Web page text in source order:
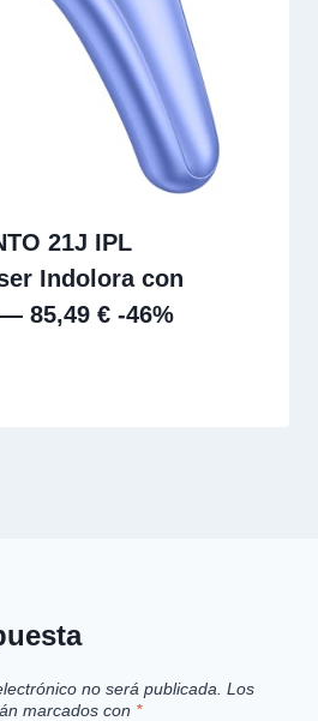
21J IPL
Indolora con
85,49 € -46%
no será publicada. Los
marcados con *